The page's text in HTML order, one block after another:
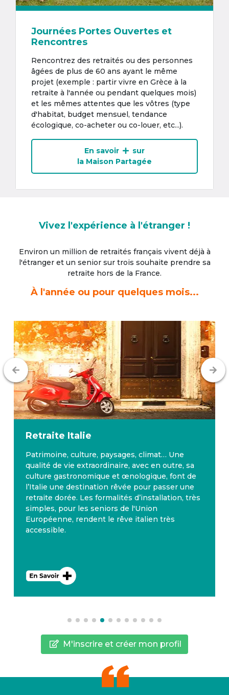
Journées Portes Ouvertes et
Rencontres
Rencontrez des retraités ou des personnes
âgées de plus de 60 ans ayant le même
projet (exemple : partir vivre en Grèce à la
retraite à l'année ou pendant quelques mois)
et les mêmes attentes que les vôtres (type
d'habitat, budget mensuel, tendance
écologique, co-acheter ou co-louer, etc...).
En savoir
sur
la Maison Partagée
Vivez l'expérience à l'étranger !
Environ un million de retraités français vivent déjà à
l'étrangeret un senior sur trois souhaite prendre sa
retraite hors de la France.
À l'année ou pour quelques mois...
paysages, climat… Une
avec en outre, sa
et œnologique, font de
rêvée pour passer une
formalités d’installation, très
seniors de l'Union
le rêve italien très
Malte bénéficie
l’année, avec 300
La Valette à Malte,
côtoient, apparaît
pays où il fait bon y
Malte dispose
santé performant.
M'inscrire et créer mon profil